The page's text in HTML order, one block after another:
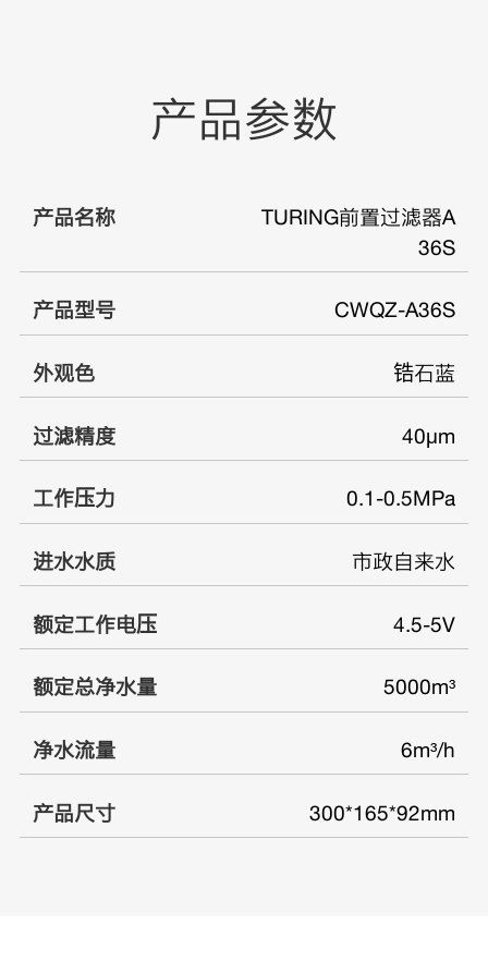
产品参数
产品名称
TURING前置过滤器A
36S
产品型号 CWQZ-A36S
外观色 锆石蓝
过滤精度 40μm
工作压力 0.1-0.5MPa
进水水质 市政自来水
额定工作电压 4.5-5V
额定总净水量 5000m³
净水流量 6m³/h
产品尺寸 300*165*92mm